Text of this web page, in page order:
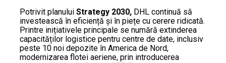
Potrivit planului Strategy 2030, DHL continuă să
investească în eficiență și în piețe cu cerere ridicată.
Printre inițiativele principale se numără extinderea
capacităților logistice pentru centre de date, inclusiv
peste 10 noi depozite în America de Nord,
modernizarea flotei aeriene, prin introducerea